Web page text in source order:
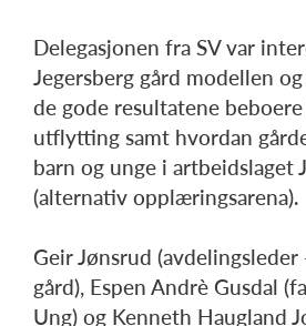
Delegasjonen fra SV var
Jegersberg gård modellen
de gode resultatene
utflytting samt hvordan
barn og unge i artbeidslaget
(alternativ opplæringsarena).
Geir Jønsrud (avdelingsleder
gård), Espen Andrè Gusdal
Ung) og Kenneth Haugland